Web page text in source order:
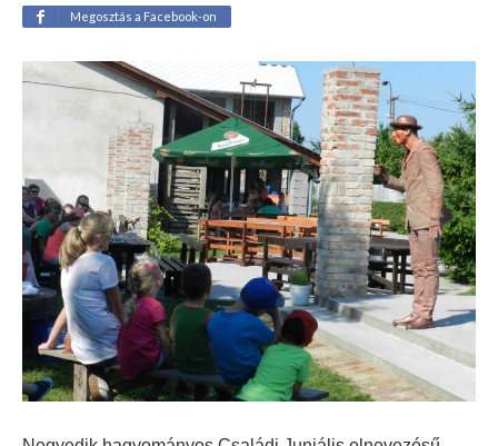
Megosztás a Facebook-on